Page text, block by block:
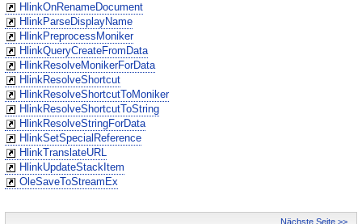
HlinkOnRenameDocument
HlinkParseDisplayName
HlinkPreprocessMoniker
HlinkQueryCreateFromData
HlinkResolveMonikerForData
HlinkResolveShortcut
HlinkResolveShortcutToMoniker
HlinkResolveShortcutToString
HlinkResolveStringForData
HlinkSetSpecialReference
HlinkTranslateURL
HlinkUpdateStackItem
OleSaveToStreamEx
Nächste Seite >>